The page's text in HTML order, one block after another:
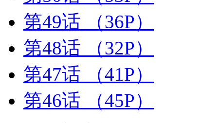
第49话
（36P）
第48话
（32P）
第47话
（41P）
第46话
（45P）